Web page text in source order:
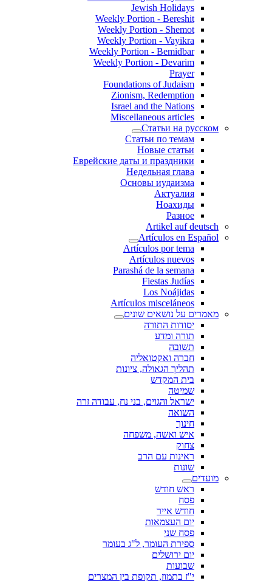
Jewish Holidays
Weekly Portion - Bereshit
Weekly Portion - Shemot
Weekly Portion - Vayikra
Weekly Portion - Bemidbar
Weekly Portion - Devarim
Prayer
Foundations of Judaism
Zionism, Redemption
Israel and the Nations
Miscellaneous articles
Статьи на русском
Статьи по темам
Новые статьи
Еврейские даты и праздники
Недельная глава
Основы иудаизма
Актуалия
Ноахиды
Разное
Artikel auf deutsch
Artículos en Español
Artículos por tema
Artículos nuevos
Parashá de la semana
Fiestas Judías
Los Noájidas
Artículos misceláneos
מאמרים על נושאים שונים
יסודות התורה
תורה ומדע
תשובה
חברה ואקטואליה
תהליך הגאולה, ציונות
בית המקדש
שמיטה
ישראל והגוים, בני נח, עבודה זרה
השואה
חינוך
איש ואשה, משפחה
צחוק
ראינות עם הרב
שונות
מועדים
ראש חודש
פסח
חודש אייר
יום העצמאות
פסח שני
ספירת העומר, ל"ג בעומר
יום ירושלים
שבועות
י"ז בתמוז, תקופת בין המצרים